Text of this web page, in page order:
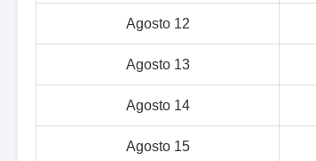
Agosto 12
Agosto 13
Agosto 14
Agosto 15